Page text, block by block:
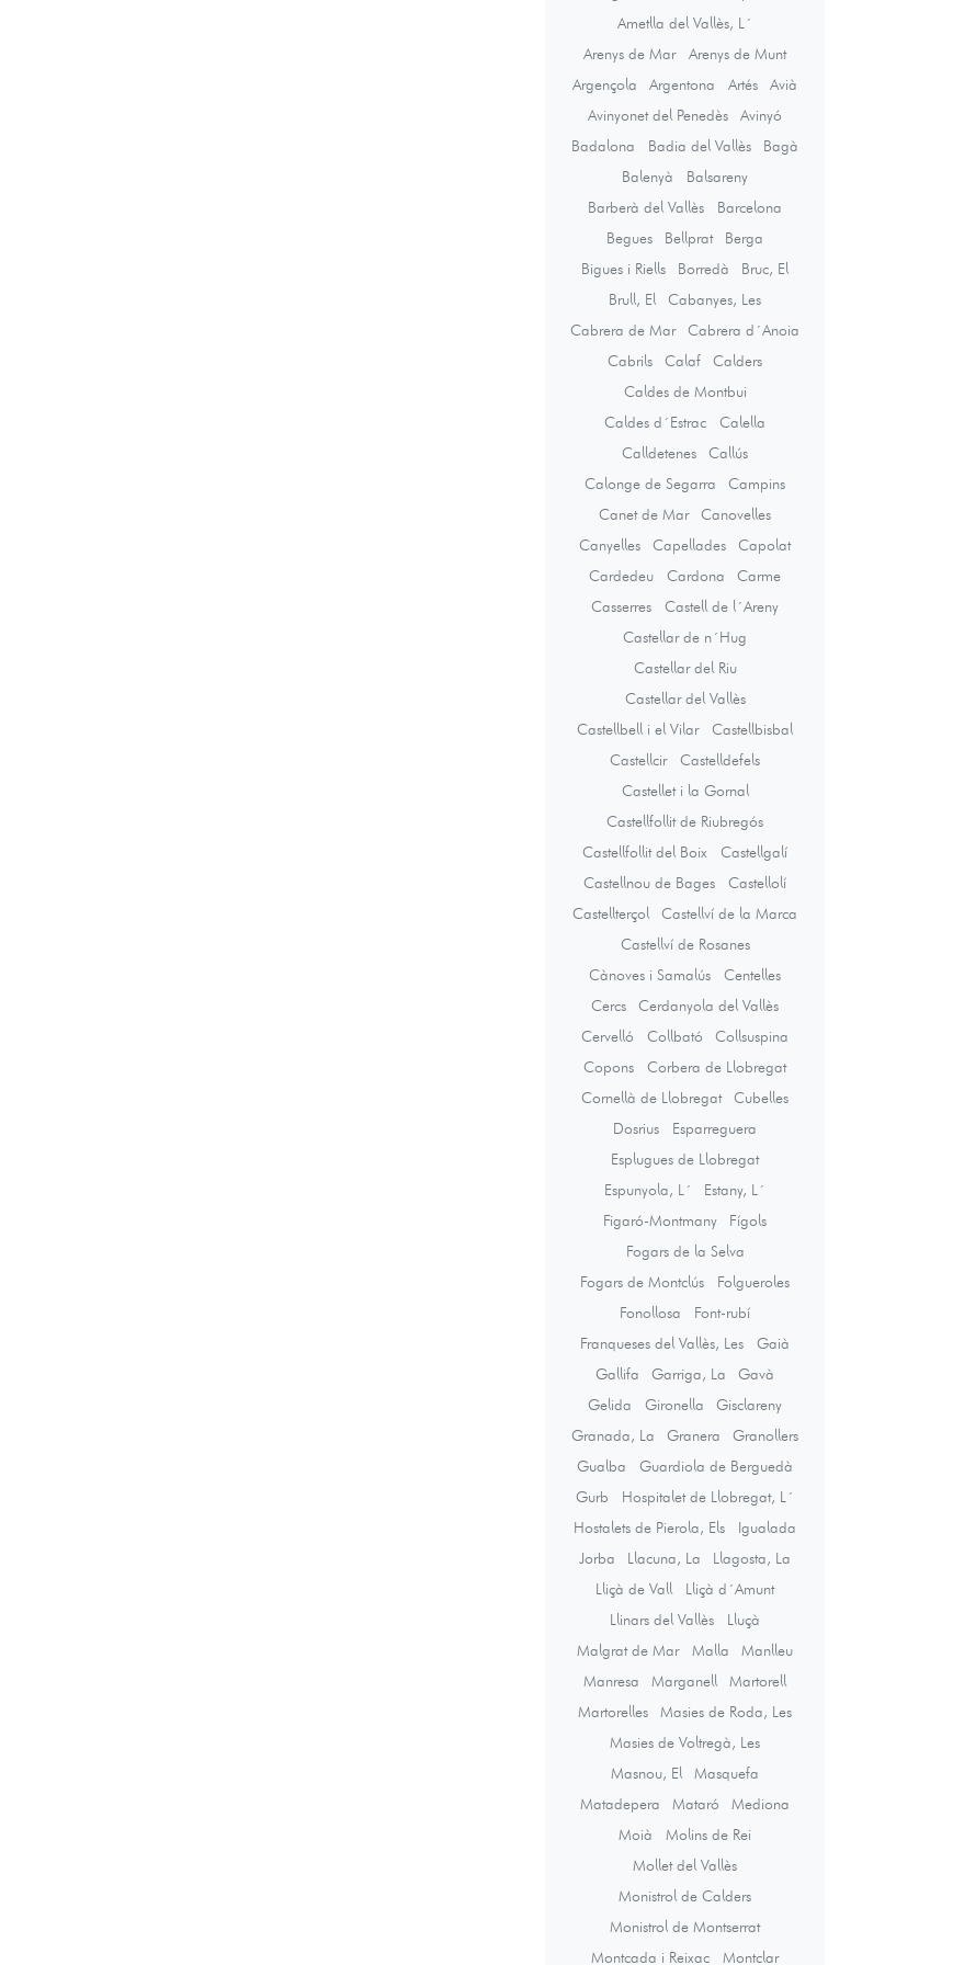
Ametlla del Vallès, L´
Arenys de Mar
Arenys de Munt
Argençola
Argentona Artés
Avià
Avinyonet del Penedès
Avinyó
Badalona
Badia del Vallès
Bagà
Balenyà
Balsareny
Barberà del Vallès
Barcelona
Begues
Bellprat
Berga
Bigues i Riells
Borredà
Bruc, El
Brull, El
Cabanyes, Les
Cabrera de Mar
Cabrera d´Anoia
Cabrils
Calaf
Calders
Caldes de Montbui
Caldes d´Estrac
Calella
Calldetenes
Callús
Calonge de Segarra
Campins
Canet de Mar
Canovelles
Canyelles
Capellades
Capolat
Cardedeu
Cardona
Carme
Casserres
Castell de l´Areny
Castellar de n´Hug
Castellar del Riu
Castellar del Vallès
Castellbell i el Vilar
Castellbisbal
Castellcir
Castelldefels
Castellet i la Gornal
Castellfollit de Riubregós
Castellfollit del Boix
Castellgalí
Castellnou de Bages
Castellolí
Castellterçol
Castellví de la Marca
Castellví de Rosanes
Cànoves i Samalús
Centelles
Cercs
Cerdanyola del Vallès
Cervelló
Collbató
Collsuspina
Copons
Corbera de Llobregat
Cornellà de Llobregat
Cubelles
Dosrius
Esparreguera
Esplugues de Llobregat
Espunyola, L´
Estany, L´
Figaró-Montmany
Fígols
Fogars de la Selva
Fogars de Montclús
Folgueroles
Fonollosa
Font-rubí
Franqueses del Vallès, Les
Gaià
Gallifa
Garriga, La
Gavà
Gelida
Gironella
Gisclareny
Granada, La
Granera
Granollers
Gualba
Guardiola de Berguedà
Gurb
Hospitalet de Llobregat, L´
Hostalets de Pierola, Els
Igualada
Jorba
Llacuna, La
Llagosta, La
Lliçà de Vall
Lliçà d´Amunt
Llinars del Vallès
Lluçà
Malgrat de Mar
Malla
Manlleu
Manresa
Marganell
Martorell
Martorelles
Masies de Roda, Les
Masies de Voltregà, Les
Masnou, El
Masquefa
Matadepera
Mataró
Mediona
Moià
Molins de Rei
Mollet del Vallès
Monistrol de Calders
Monistrol de Montserrat
Montcada i Reixac
Montclar